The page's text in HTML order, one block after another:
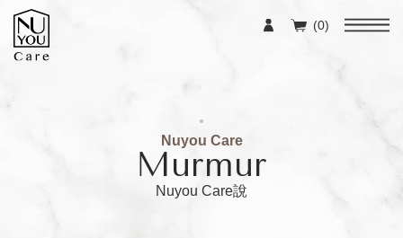
(0)
Nuyou Care
Murmur
Nuyou Care說